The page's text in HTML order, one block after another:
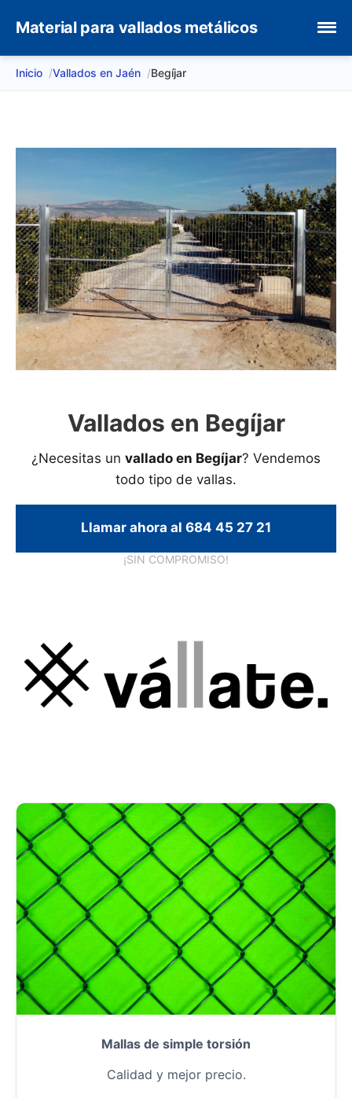
Material para vallados metálicos
Inicio Vallados en Jaén Begíjar
Vallados en Begíjar
¿Necesitas un vallado en Begíjar? Vendemos
todo tipo de vallas.
Llamar ahora al 684 45 27 21
¡SIN COMPROMISO!
Mallas de simple torsión
Calidad y mejor precio.